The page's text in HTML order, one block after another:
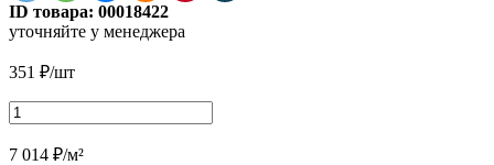
ID товара: 00018422
уточняйте у менеджера
351 ₽/шт
7 014 ₽/м²